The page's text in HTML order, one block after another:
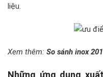
liệu.
Xem thêm: So sánh inox
Những ứng dụng